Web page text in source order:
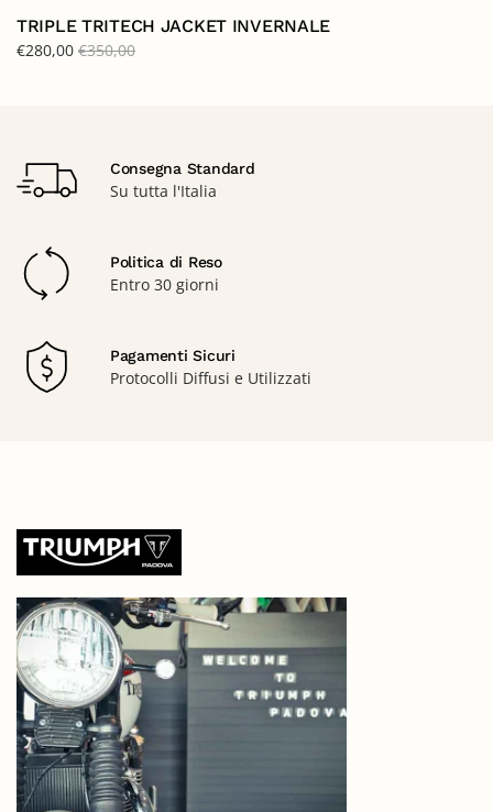
TRIPLE TRITECH JACKET INVERNALE
€280,00 €350,00
Consegna Standard
Su tutta l'Italia
Politica di Reso
Entro 30 giorni
Pagamenti Sicuri
Protocolli Diffusi e Utilizzati